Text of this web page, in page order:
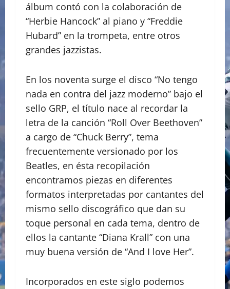
álbum contó con la colaboración de
“Herbie Hancock” al piano y “Freddie
Hubard” en la trompeta, entre otros
grandes jazzistas.
En los noventa surge el disco “No tengo
nada en contra del jazz moderno” bajo el
sello GRP, el título nace al recordar la
letra de la canción “Roll Over Beethoven”
a cargo de “Chuck Berry”, tema
frecuentemente versionado por los
Beatles, en ésta recopilación
encontramos piezas en diferentes
formatos interpretadas por cantantes del
mismo sello discográfico que dan su
toque personal en cada tema, dentro de
ellos la cantante “Diana Krall” con una
muy buena versión de “And I love Her”.
Incorporados en este siglo podemos